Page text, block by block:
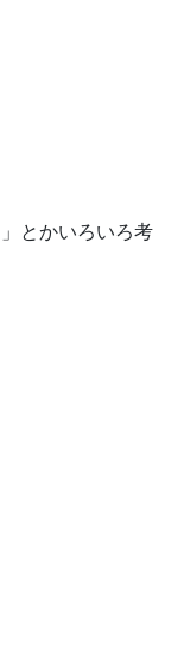
とかいろいろ考